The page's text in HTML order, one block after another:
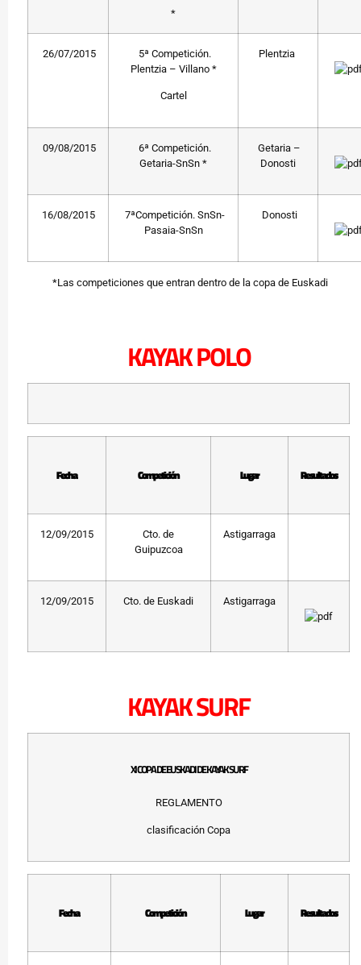
*
26/07/2015
5ª Competición.
Plentzia – Villano *
Cartel
Plentzia
09/08/2015
6ª Competición.
Getaria-SnSn *
Getaria –
Donosti
16/08/2015
7ªCompetición. SnSn-
Pasaia-SnSn
Donosti
*Las competiciones que entran dentro de la copa de Euskadi
KAYAK POLO
Fecha Competición Lugar Resultados
12/09/2015
Cto. de
Guipuzcoa
Astigarraga
12/09/2015 Cto. de Euskadi Astigarraga
KAYAK SURF
XI COPA DE EUSKADI DE KAYAK SURF
REGLAMENTO
clasificación Copa
Fecha Competición Lugar Resultados